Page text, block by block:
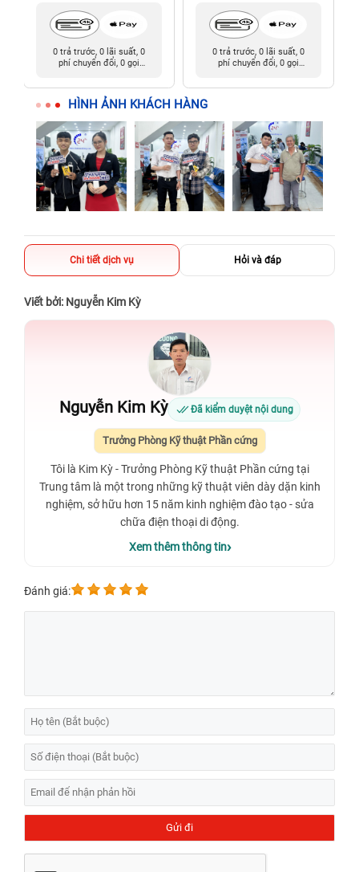
0 trả trước, 0 lãi suất, 0
phí chuyển đổi, 0 gọi
0 trả trước, 0 lãi suất, 0
phí chuyển đổi, 0 gọi
HÌNH ẢNH KHÁCH HÀNG
Chi tiết dịch vụ Hỏi và đáp
Viết bởi: Nguyễn Kim Kỳ
Nguyễn Kim Kỳ Đã kiểm duyệt nội dung
Trưởng Phòng Kỹ thuật Phần cứng
Tôi là Kim Kỳ - Trưởng Phòng Kỹ thuật Phần cứng tại
Trung tâm là một trong những kỹ thuật viên dày dặn kinh
nghiệm, sở hữu hơn 15 năm kinh nghiệm đào tạo - sửa
chữa điện thoại di động.
Xem thêm thông tin
Đánh giá: